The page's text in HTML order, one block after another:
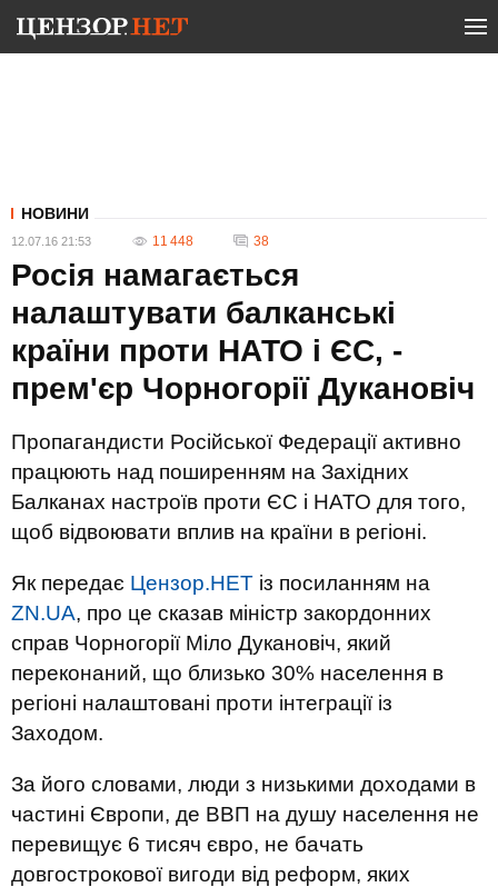
НОВИНИ
12.07.16 21:53 11 448 38
Росія намагається
налаштувати балканські
країни проти НАТО і ЄС, -
прем'єр Чорногорії Дукановіч
Пропагандисти Російської Федерації активно
працюють над поширенням на Західних
Балканах настроїв проти ЄС і НАТО для того,
щоб відвоювати вплив на країни в регіоні.
Як передає Цензор.НЕТ із посиланням на
ZN.UA, про це сказав міністр закордонних
справ Чорногорії Міло Дукановіч, який
переконаний, що близько 30% населення в
регіоні налаштовані проти інтеграції із
Заходом.
За його словами, люди з низькими доходами в
частині Європи, де ВВП на душу населення не
перевищує 6 тисяч євро, не бачать
довгострокової вигоди від реформ, яких